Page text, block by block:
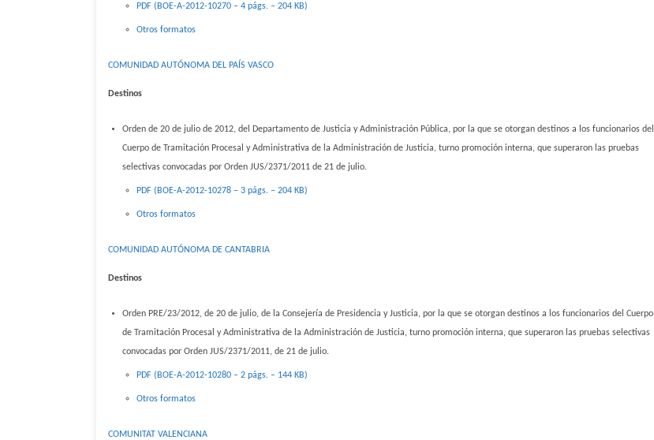
PDF (BOE-A-2012-10270 – 4 págs. – 204 KB)
Otros formatos
COMUNIDAD AUTÓNOMA DEL PAÍS VASCO
Destinos
Orden de 20 de julio de 2012, del Departamento de Justicia y Administración Pública, por la que se otorgan destinos a los funcionarios del
Cuerpo de Tramitación Procesal y Administrativa de la Administración de Justicia, turno promoción interna, que superaron las pruebas
selectivas convocadas por Orden JUS/2371/2011 de 21 de julio.
PDF (BOE-A-2012-10278 – 3 págs. – 204 KB)
Otros formatos
COMUNIDAD AUTÓNOMA DE CANTABRIA
Destinos
Orden PRE/23/2012, de 20 de julio, de la Consejería de Presidencia y Justicia, por la que se otorgan destinos a los funcionarios del Cuerpo
de Tramitación Procesal y Administrativa de la Administración de Justicia, turno promoción interna, que superaron las pruebas selectivas
convocadas por Orden JUS/2371/2011, de 21 de julio.
PDF (BOE-A-2012-10280 – 2 págs. – 144 KB)
Otros formatos
COMUNITAT VALENCIANA